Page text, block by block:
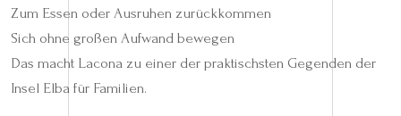
Zum Essen oder Ausruhen zurückkommen
Sich ohne großen Aufwand bewegen
Das macht Lacona zu einer der praktischsten Gegenden der
Insel Elba für Familien.